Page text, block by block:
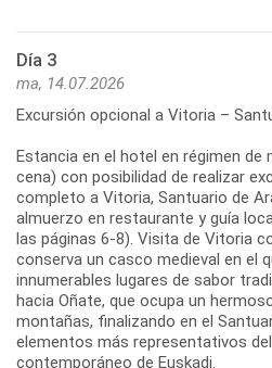
Día 3
ma, 14.07.2026
Excursión opcional a Vitoria –
Estancia en el hotel en régimen de
cena) con posibilidad de realizar
completo a Vitoria, Santuario de
almuerzo en restaurante y guía
las páginas 6-8). Visita de Vitoria
conserva un casco medieval en el
innumerables lugares de sabor
hacia Oñate, que ocupa un
montañas, finalizando en el
elementos más representativos
contemporáneo de Euskadi.